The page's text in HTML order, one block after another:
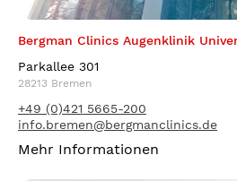
Bergman Clinics Augenklinik
Parkallee 301
28213 Bremen
+49 (0)421 5665-200
info.bremen@bergmanclinics.de
Mehr Informationen